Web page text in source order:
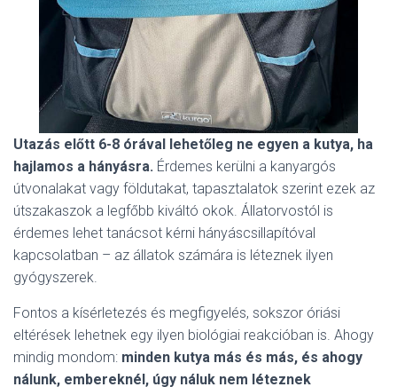
Utazás előtt 6-8 órával lehetőleg ne egyen a kutya, ha
hajlamos a hányásra. Érdemes kerülni a kanyargós
útvonalakat vagy földutakat, tapasztalatok szerint ezek az
útszakaszok a legfőbb kiváltó okok. Állatorvostól is
érdemes lehet tanácsot kérni hányáscsillapítóval
kapcsolatban – az állatok számára is léteznek ilyen
gyógyszerek.
Fontos a kísérletezés és megfigyelés, sokszor óriási
eltérések lehetnek egy ilyen biológiai reakcióban is. Ahogy
mindig mondom: minden kutya más és más, és ahogy
nálunk, embereknél, úgy náluk nem léteznek